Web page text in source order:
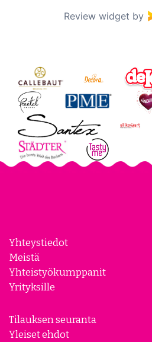
Review widget by
Yhteystiedot
Meistä
Yhteistyökumppanit
Yrityksille
Tilauksen seuranta
Yleiset ehdot